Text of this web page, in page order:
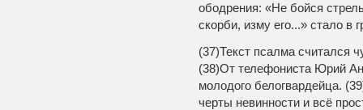
ободрения: «Не бойся
скорби, изму его...» стало в
(37)Текст псалма считался
(38)От телефониста Юрий
молодого белогвардейца.
черты невинности и всё